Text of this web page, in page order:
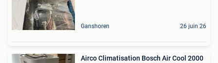
Ganshoren 26 juin 26
Airco Climatisation Bosch Air Cool 2000